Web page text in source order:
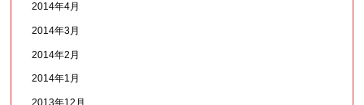
2014年4月
2014年3月
2014年2月
2014年1月
2013年12月